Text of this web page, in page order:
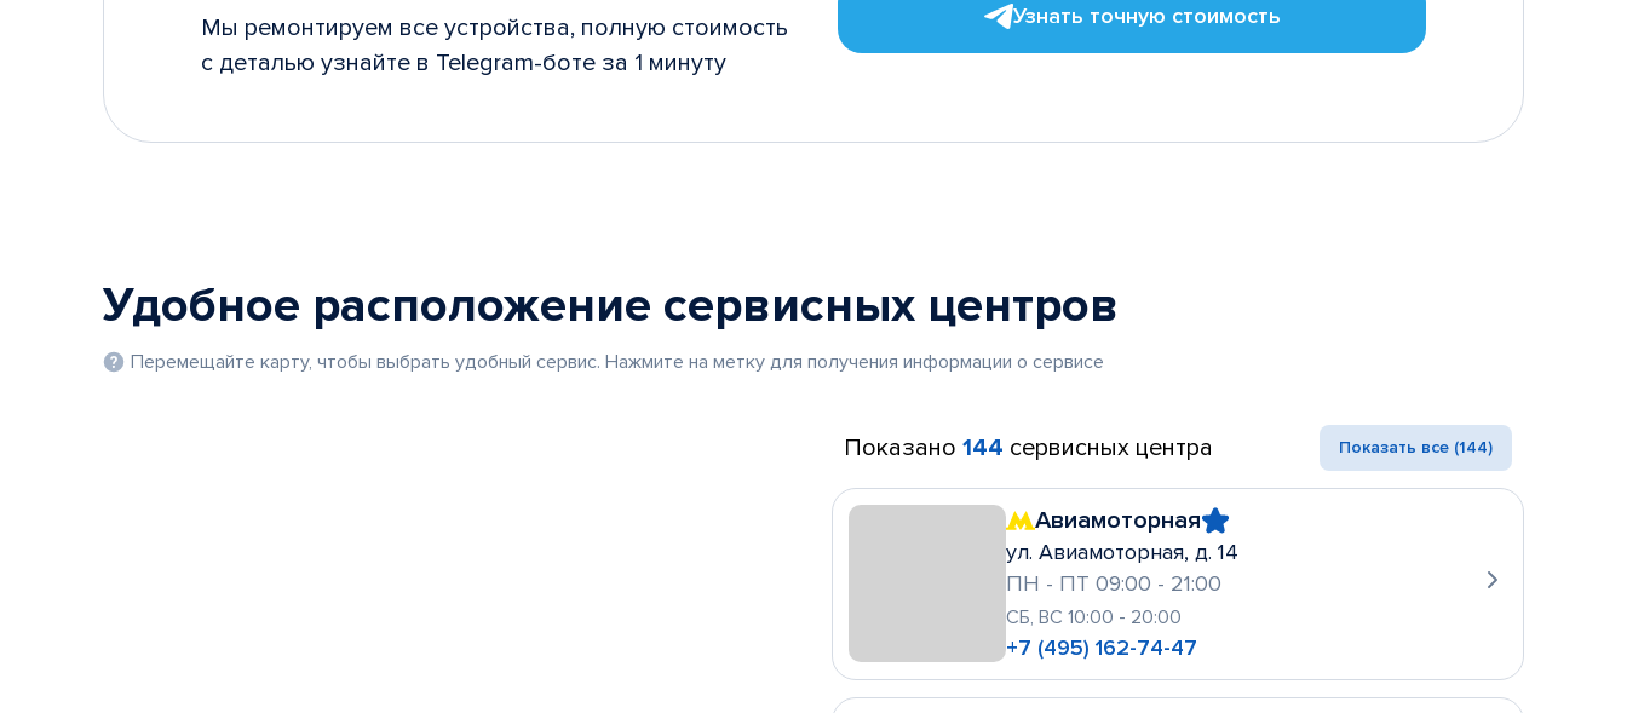
Мы ремонтируем все устройства, полную стоимость
с деталью узнайте в Telegram-боте за 1 минуту
Узнать точную стоимость
Удобное расположение сервисных центров
Перемещайте карту, чтобы выбрать удобный сервис. Нажмите на метку для получения информации о сервисе
Показано 144 сервисных центра Показать все (144)
Авиамоторная
ул. Авиамоторная, д. 14
ПН - ПТ 09:00 - 21:00
СБ, ВС 10:00 - 20:00
+7 (495) 162-74-47